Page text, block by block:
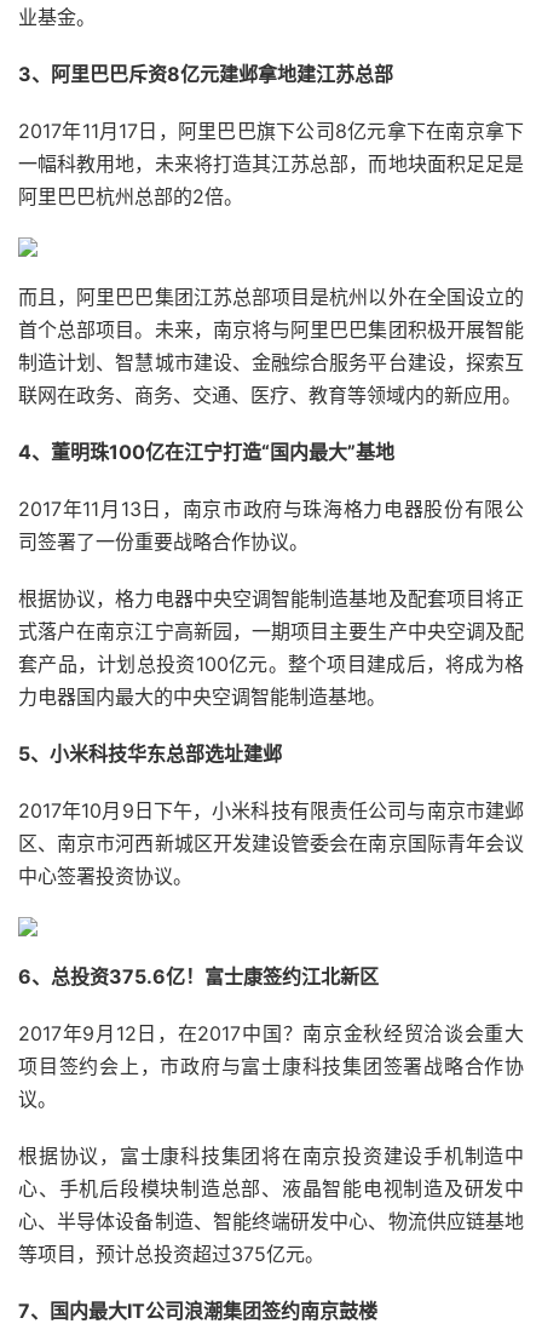
业基金。
3、阿里巴巴斥资8亿元建邺拿地建江苏总部
2017年11月17日，阿里巴巴旗下公司8亿元拿下在南京拿下
一幅科教用地，未来将打造其江苏总部，而地块面积足足是
阿里巴巴杭州总部的2倍。
而且，阿里巴巴集团江苏总部项目是杭州以外在全国设立的
首个总部项目。未来，南京将与阿里巴巴集团积极开展智能
制造计划、智慧城市建设、金融综合服务平台建设，探索互
联网在政务、商务、交通、医疗、教育等领域内的新应用。
4、董明珠100亿在江宁打造“国内最大”基地
2017年11月13日，南京市政府与珠海格力电器股份有限公
司签署了一份重要战略合作协议。
根据协议，格力电器中央空调智能制造基地及配套项目将正
式落户在南京江宁高新园，一期项目主要生产中央空调及配
套产品，计划总投资100亿元。整个项目建成后，将成为格
力电器国内最大的中央空调智能制造基地。
5、小米科技华东总部选址建邺
2017年10月9日下午，小米科技有限责任公司与南京市建邺
区、南京市河西新城区开发建设管委会在南京国际青年会议
中心签署投资协议。
6、总投资375.6亿！富士康签约江北新区
2017年9月12日，在2017中国？南京金秋经贸洽谈会重大
项目签约会上，市政府与富士康科技集团签署战略合作协
议。
根据协议，富士康科技集团将在南京投资建设手机制造中
心、手机后段模块制造总部、液晶智能电视制造及研发中
心、半导体设备制造、智能终端研发中心、物流供应链基地
等项目，预计总投资超过375亿元。
7、国内最大IT公司浪潮集团签约南京鼓楼